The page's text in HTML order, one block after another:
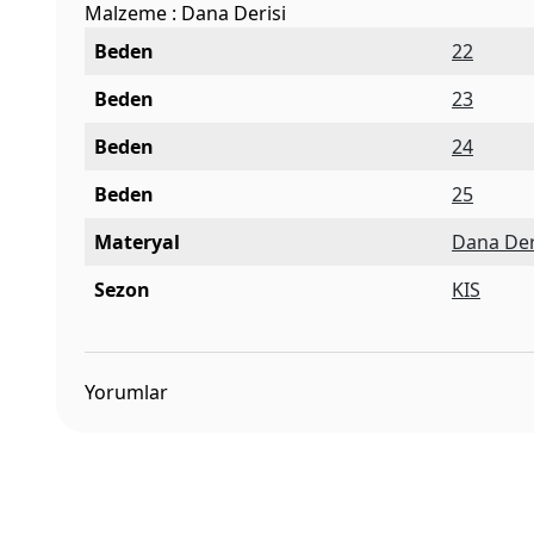
Malzeme : Dana Derisi
Beden
22
Beden
23
Beden
24
Beden
25
Materyal
Dana
Sezon
KIS
Yorumlar